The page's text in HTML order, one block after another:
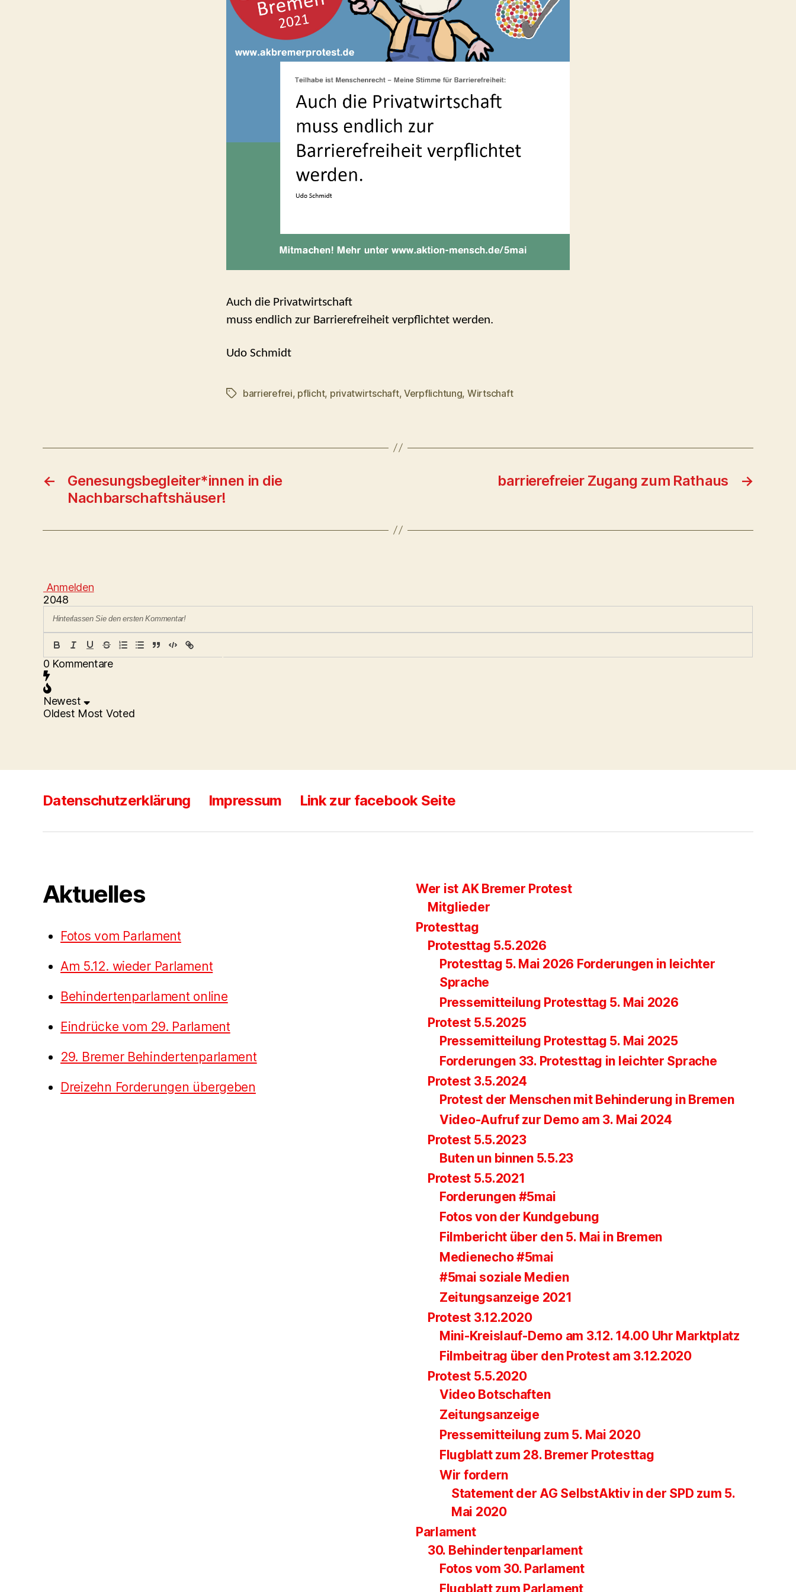
Auch die Privatwirtschaft
muss endlich zur Barrierefreiheit verpflichtet werden.
Udo Schmidt
Schlagwörter
barrierefrei, pflicht, privatwirtschaft, Verpflichtung, Wirtschaft
←
Genesungsbegleiter*innen in die
Nachbarschaftshäuser!
→
barrierefreier Zugang zum Rathaus
Anmelden
2048
+
0 Kommentare
Newest
Oldest Most Voted
Datenschutzerklärung Impressum Link zur facebook Seite
Aktuelles
Fotos vom Parlament
Am 5.12. wieder Parlament
Behindertenparlament online
Eindrücke vom 29. Parlament
29. Bremer Behindertenparlament
Dreizehn Forderungen übergeben
Wer ist AK Bremer Protest
Mitglieder
Protesttag
Protesttag 5.5.2026
Protesttag 5. Mai 2026 Forderungen in leichter
Sprache
Pressemitteilung Protesttag 5. Mai 2026
Protest 5.5.2025
Pressemitteilung Protesttag 5. Mai 2025
Forderungen 33. Protesttag in leichter Sprache
Protest 3.5.2024
Protest der Menschen mit Behinderung in Bremen
Video-Aufruf zur Demo am 3. Mai 2024
Protest 5.5.2023
Buten un binnen 5.5.23
Protest 5.5.2021
Forderungen #5mai
Fotos von der Kundgebung
Filmbericht über den 5. Mai in Bremen
Medienecho #5mai
#5mai soziale Medien
Zeitungsanzeige 2021
Protest 3.12.2020
Mini-Kreislauf-Demo am 3.12. 14.00 Uhr Marktplatz
Filmbeitrag über den Protest am 3.12.2020
Protest 5.5.2020
Video Botschaften
Zeitungsanzeige
Pressemitteilung zum 5. Mai 2020
Flugblatt zum 28. Bremer Protesttag
Wir fordern
Statement der AG SelbstAktiv in der SPD zum 5.
Mai 2020
Parlament
30. Behindertenparlament
Fotos vom 30. Parlament
Flugblatt zum Parlament